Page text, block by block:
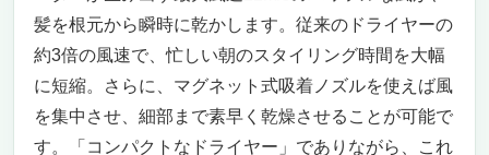
髪を根元から瞬時に乾かします。従来のドライヤーの
約3倍の風速で、忙しい朝のスタイリング時間を大幅
に短縮。さらに、マグネット式吸着ノズルを使えば風
を集中させ、細部まで素早く乾燥させることが可能で
す。「コンパクトなドライヤー」でありながら、これ